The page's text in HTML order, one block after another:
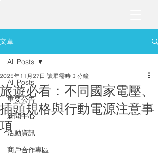
文章
All Posts
重要公告
新聞中心
活動資訊
商戶合作專區
All Posts
旅遊必看：不同國家電壓、
插頭規格與行動電源注意事
項
2025年11月27日 讀畢需時 3 分鐘